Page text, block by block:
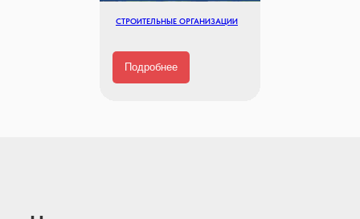
СТРОИТЕЛЬНЫЕ ОРГАНИЗАЦИИ
Подробнее